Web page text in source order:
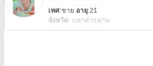
เพศ:ชาย อายุ:21
จังหวัด: มหาสารคาม